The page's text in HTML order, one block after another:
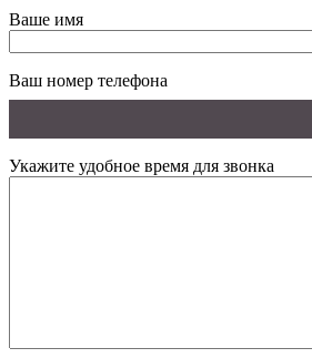
Ваше имя
Ваш номер телефона
Укажите удобное время для звонка